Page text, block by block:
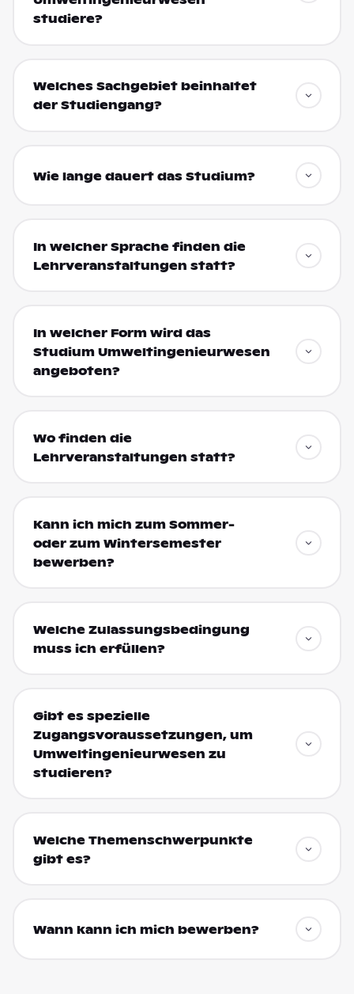
studiere?
Welches Sachgebiet beinhaltet
der Studiengang?
Wie lange dauert das Studium?
In welcher Sprache finden die
Lehrveranstaltungen statt?
In welcher Form wird das
Studium Umweltingenieurwesen
angeboten?
Wo finden die
Lehrveranstaltungen statt?
Kann ich mich zum Sommer-
oder zum Wintersemester
bewerben?
Welche Zulassungsbedingung
muss ich erfüllen?
Gibt es spezielle
Zugangsvoraussetzungen, um
Umweltingenieurwesen zu
studieren?
Welche Themenschwerpunkte
gibt es?
Wann kann ich mich bewerben?